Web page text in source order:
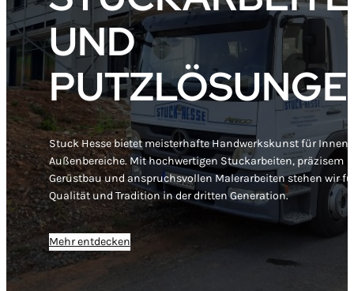
UND
Stuck Hesse bietet meisterhafte Handwerkskunst für
Außenbereiche. Mit hochwertigen Stuckarbeiten, präzisem
Gerüstbau und anspruchsvollen Malerarbeiten stehen wir
Qualität und Tradition in der dritten Generation.
Mehr entdecken